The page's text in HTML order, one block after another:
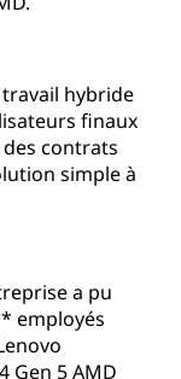
hybride
finaux
contrats
simple à
a pu
employés
Gen 5 AMD